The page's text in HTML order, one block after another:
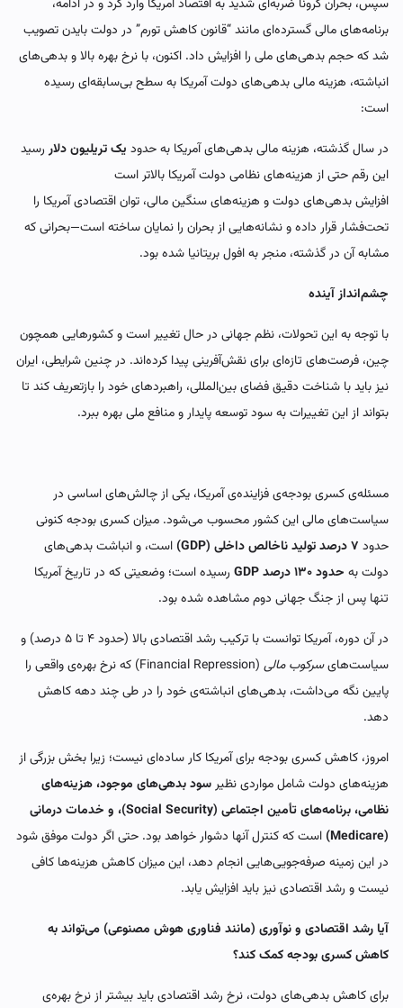
سپس، بحران کرونا ضربه‌ای شدید به اقتصاد آمریکا وارد کرد و در ادامه،
برنامه‌های مالی گسترده‌ای مانند “قانون کاهش تورم” در دولت بایدن تصویب
شد که حجم بدهی‌های ملی را افزایش داد. اکنون، با نرخ بهره بالا و بدهی‌های
انباشته، هزینه مالی بدهی‌های دولت آمریکا به سطح بی‌سابقه‌ای رسیده
است:
در سال گذشته، هزینه مالی بدهی‌های آمریکا به حدود یک تریلیون دلاررسید
این رقم حتی از هزینه‌های نظامی دولت آمریکا بالاتر است
افزایش بدهی‌های دولت و هزینه‌های سنگین مالی، توان اقتصادی آمریکا را
تحت‌فشار قرار داده و نشانه‌هایی از بحران را نمایان ساخته است—بحرانی که
مشابه آن در گذشته، منجر به افول بریتانیا شده بود.
چشم‌انداز آینده
با توجه به این تحولات، نظم جهانی در حال تغییر است و کشورهایی همچون
چین، فرصت‌های تازه‌ای برای نقش‌آفرینی پیدا کرده‌اند. در چنین شرایطی، ایران
نیز باید با شناخت دقیق فضای بین‌المللی، راهبردهای خود را بازتعریف کند تا
بتواند از این تغییرات به سود توسعه پایدار و منافع ملی بهره ببرد.
مسئله‌ی کسری بودجه‌ی فزاینده‌ی آمریکا، یکی از چالش‌های اساسی در
سیاست‌های مالی این کشور محسوب می‌شود. میزان کسری بودجه کنونی
حدود ۷ درصد تولید ناخالص داخلی (GDP)
است، و انباشت بدهی‌های
دولت به حدود ۱۳۰ درصد GDP
رسیده است؛ وضعیتی که در تاریخ آمریکا
تنها پس از جنگ جهانی دوم مشاهده شده بود.
در آن دوره، آمریکا توانست با ترکیب رشد اقتصادی بالا (حدود ۴ تا ۵ درصد) و
سیاست‌هایسرکوب مالی
(Financial Repression) که نرخ بهره‌ی واقعی را
پایین نگه می‌داشت، بدهی‌های انباشته‌ی خود را در طی چند دهه کاهش
دهد.
امروز، کاهش کسری بودجه برای آمریکا کار ساده‌ای نیست؛ زیرا بخش بزرگی از
هزینه‌های دولت شامل مواردی نظیرسود بدهی‌های موجود، هزینه‌های
نظامی، برنامه‌های تأمین اجتماعی (Social Security)، و خدمات درمانی
(Medicare)
است که کنترل آنها دشوار خواهد بود. حتی اگر دولت موفق شود
در این زمینه صرفه‌جویی‌هایی انجام دهد، این میزان کاهش هزینه‌ها کافی
نیست و رشد اقتصادی نیز باید افزایش یابد.
آیا رشد اقتصادی و نوآوری (مانند فناوری هوش مصنوعی) می‌تواند به
کاهش کسری بودجه کمک کند؟
برای کاهش بدهی‌های دولت، نرخ رشد اقتصادی باید بیشتر از نرخ بهره‌ی